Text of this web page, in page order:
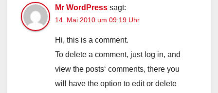
Mr WordPress sagt:
14. Mai 2010 um 09:19 Uhr
Hi, this is a comment.
To delete a comment, just log in, and
view the posts‘ comments, there you
will have the option to edit or delete